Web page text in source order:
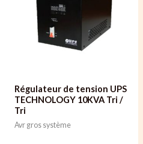
Régulateur de tension UPS
TECHNOLOGY 10KVA Tri /
Tri
Avr gros système